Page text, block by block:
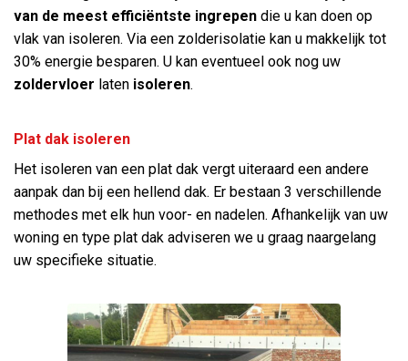
van de meest efficiëntste ingrepen die u kan doen op
vlak van isoleren. Via een zolderisolatie kan u makkelijk tot
30% energie besparen. U kan eventueel ook nog uw
zoldervloer laten isoleren.
Plat dak isoleren
Het isoleren van een plat dak vergt uiteraard een andere
aanpak dan bij een hellend dak. Er bestaan 3 verschillende
methodes met elk hun voor- en nadelen. Afhankelijk van uw
woning en type plat dak adviseren we u graag naargelang
uw specifieke situatie.